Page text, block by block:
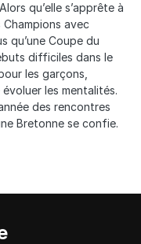
qu’elle s’apprête à
avec
qu’une Coupe du
difficiles dans le
les garçons,
les mentalités.
des rencontres
Bretonne se confie.